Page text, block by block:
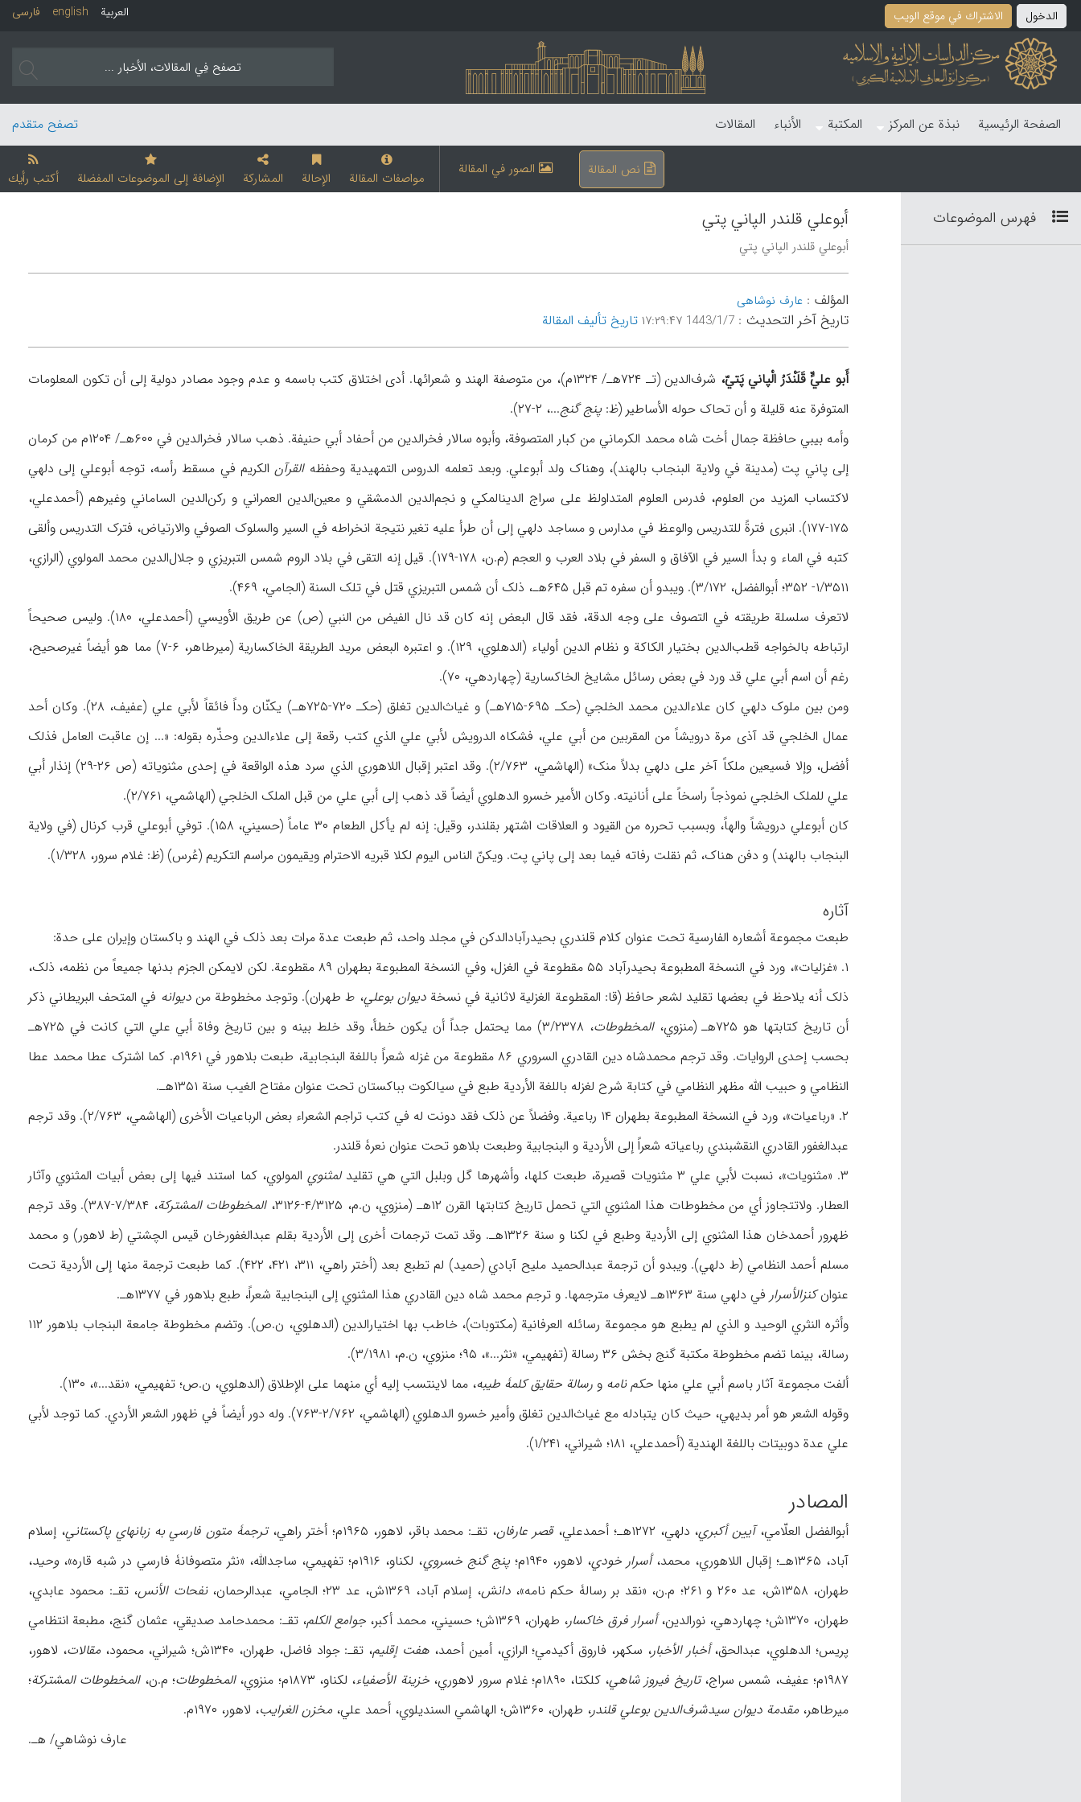
الدخول الاشتراك في موقع الویب فارسی english العربیة
الصفحة الرئیسیة نبذة عن المرکز المکتبة الأنباء المقالات تصفح متقدم
نص المقالة الصور في المقالة مواصفات المقالة الإحالة المشارکة الإضافة إلی الموضوعات المفضلة أکتب رأیك
فهرس الموضوعات أبوعلي قلندر الپاني پتي
أبوعلي قلندر الپاني پتي
المؤلف :عارف نوشاهی
تاریخ آخر التحدیث :1443/1/7 ۱۷:۲۹:۴۷ تاریخ تألیف المقالة
أَبو عليٍّ قَلَنْدَرُ الْپاني پَتيّ،
شرف‌الدین (تـ ۷۲۴هـ/ ۱۳۲۴م)، من متوصفة الهند و شعرائها. أدی اختلاق کتب باسمه و عدم وجود مصادر دولیة إلی أن تکون المعلومات
المتوفرة عنه قلیلة و أن تحاک حوله الأساطیر (ظ:پنج گنج...، ۲-۲۷).
وأمه بیبي حافظة جمال أخت شاه محمد الکرماني من کبار المتصوفة، وأبوه سالار فخرالدین من أحفاد أبي حنیفة. ذهب سالار فخرالدین في ۶۰۰هـ/ ۱۲۰۴م من کرمان
إلی پاني پت (مدینة في ولایة البنجاب بالهند)، وهناک ولد أبوعلي. وبعد تعلمه الدروس التمهیدیة وحفظهالقرآن الکریم في مسقط رأسه، توجه أبوعلي إلی دلهي
لاکتساب المزید من العلوم، فدرس العلوم المتداولظ علی سراج الدینالمکي و نجم‌الدین الدمشقي و معین‌الدین العمراني و رکن‌الدین الساماني وغیرهم (أحمدعلي،
۱۷۵-۱۷۷). انبری فترةً للتدریس والوعظ في مدارس و مساجد دلهي إلی أن طرأ علیه تغیر نتیجة انخراطه في السیر والسلوک الصوفي والارتیاض، فترک التدریس وألقی
کتبه في الماء و بدأ السیر في الآفاق و السفر في بلاد العرب و العجم (م.ن، ۱۷۸-۱۷۹). قیل إنه التقی في بلاد الروم شمس‌ التبریزي و جلال‌الدین محمد المولوي (الرازي،
۱/۳۵۱۱- ۳۵۲؛ أبوالفضل، ۳/۱۷۲). ویبدو أن سفره تم قبل ۶۴۵هـ، ذلک أن شمس التبریزي قتل في تلک السنة (الجامي، ۴۶۹).
لاتعرف سلسلة طریقته في التصوف علی وجه الدقة، فقد قال البعض إنه کان قد نال الفیض من النبي (ص) عن طریق الأویسي (أحمدعلي، ۱۸۰). ولیس صحیحاً
ارتباطه بالخواجه قطب‌الدین بختیار الکاکة و نظام الدین أولیاء (الدهلوي، ۱۲۹). و اعتبره البعض مرید الطریقة الخاکساریة (میرطاهر، ۶-۷) مما هو أیضاً غیرصحیح،
رغم أن اسم أبي علي قد ورد في بعض رسائل مشایخ الخاکساریة (چهاردهي، ۷۰).
ومن بین ملوک دلهي کان علاءالدین محمد الخلجي (حکـ ۶۹۵-۷۱۵هـ) و غیاث‌الدین تغلق (حکـ ۷۲۰-۷۲۵هـ) یکنّان وداً فائقاً لأبي علي (عفیف، ۲۸). وکان أحد
عمال الخلجي قد آذی مرة درویشاً من المقربین من أبي علي، فشکاه الدرویش لأبي علي الذي کتب رقعة إلی علاءالدین وحذّره بقوله: «... إن عاقبت العامل فذلک
أفضل، وإلا فسیعین ملکاً آخر علی دلهي بدلاً منک» (الهاشمي، ۲/۷۶۳). وقد اعتبر إقبال اللاهوري الذي سرد هذه الواقعة في إحدی مثنویاته (ص ۲۶-۲۹) إنذار أبي
علي للملک الخلجي نموذجاً راسخاً علی أنانیته. وکان الأمیر خسرو الدهلوي أیضاً قد ذهب إلی أبي علي من قبل الملک الخلجي (الهاشمي، ۲/۷۶۱).
کان أبوعلي درویشاً والهاً، وبسبب تحرره من القیود و العلاقات اشتهر بقلندر، وقیل: إنه لم یأکل الطعام ۳۰ عاماً (حسیني، ۱۵۸). توفي أبوعلي قرب کرنال (في ولایة
البنجاب بالهند) و دفن هناک، ثم نقلت رفاته فیما بعد إلی پاني پت. ویکنّ الناس الیوم لکلا قبریه الاحترام ویقیمون مراسم التکریم (عُرس) (ظ: غلام سرور، ۱/۳۲۸).
آثاره
طبعت مجموعة أشعاره الفارسیة تحت عنوان کلام قلندري بحیدرآبادالدکن في مجلد واحد، ثم طبعت عدة مرات بعد ذلک في الهند و باکستان وإیران علی حدة:
۱. «غزلیات»، ورد في النسخة المطبوعة بحیدرآباد ۵۵ مقطوعة في الغزل، وفي النسخة المطبوعة بطهران ۸۹ مقطوعة. لکن لایمکن الجزم بدنها جمیعاً من نظمه، ذلک،
ذلک أنه یلاحظ في بعضها تقلید لشعر حافظ (قا: المقطوعة الغزلیة لاثانیة في نسخة دیوان بوعلي، ط طهران). وتوجد مخطوطة مندیوانه في المتحف البریطاني ذکر
أن تاریخ کتابتها هو ۷۲۵هـ (منزوي،
المخطوطات
، ۳/۲۳۷۸) مما یحتمل جداً أن یکون خطأ، وقد خلط بینه و بین تاریخ وفاة أبي علي التي کانت في ۷۲۵هـ
بحسب إحدی الروایات. وقد ترجم محمدشاه دین القادري السروري ۸۶ مقطوعة من غزله شعراً باللغة البنجابیة، طبعت بلاهور في ۱۹۶۱م. کما اشترک عطا محمد عطا
النظامي و حبیب الله مظهر النظامي في کتابة شرح لغزله باللغة الأردیة طبع في سیالکوت بباکستان تحت عنوان مفتاح الغیب سنة ۱۳۵۱هـ.
۲. «رباعیات»، ورد في النسخة المطبوعة بطهران ۱۴ رباعیة. وفضلاً عن ذلک فقد دونت له في کتب تراجم الشعراء بعض الرباعیات الأخری (الهاشمي، ۲/۷۶۳). وقد ترجم
عبدالغفور القادري النقشبندي رباعیاته شعراً إلی الأردیة و البنجابیة وطبعت بلاهو تحت عنوان نعرۀ قلندر.
۳. «مثنویات»، نسبت لأبي علي ۳ مثنویات قصیرة، طبعت کلها، وأشهرها گل وبلبل التي هي تقلید
لمثنوي المولوي، کما استند فیها إلی بعض أبیات المثنوي وآثار
العطار. ولاتتجاوز أي من مخطوطات هذا المثنوي التي تحمل تاریخ کتابتها القرن ۱۲هـ (منزوي، ن.م، ۴/۳۱۲۵-۳۱۲۶،
المخطوطات المشترکة
، ۷/۳۸۴-۳۸۷). وقد ترجم
ظهرور أحمدخان هذا المثنوي إلی الأردیة وطبع في لکنا و سنة ۱۳۲۶هـ. وقد تمت ترجمات أخری إلی الأردیة بقلم عبدالغفورخان قیس الچشتي (ط لاهور) و محمد
مسلم أحمد النظامي (ط دلهي). ویبدو أن ترجمة عبدالحمید ملیح آبادي (حمید) لم تطبع بعد (أختر راهي، ۳۱۱، ۴۲۱، ۴۲۲). کما طبعت ترجمة منها إلی الأردیة تحت
عنوانکنزالأسرار في دلهي سنة ۱۳۶۳هـ لایعرف مترجمها. و ترجم محمد شاه دین القادري هذا المثنوي إلی البنجابیة شعراً، طبع بلاهور في ۱۳۷۷هـ.
وأثره النثري الوحید و الذي لم یطبع هو مجموعة رسائله العرفانیة (مکتوبات)، خاطب بها اختیارالدین (الدهلوي، ن.ص). وتضم مخطوطة جامعة البنجاب بلاهور ۱۱۲
رسالة، بینما تضم مخطوطة مکتبة گنج بخش ۳۶ رسالة (تفهیمي، «نثر...»، ۹۵؛ منزوي، ن.م، ۳/۱۹۸۱).
ألفت مجموعة آثار باسم أبي علي منهاحکم نامه ورسالة حقایق کلمۀ طیبه، مما لاینتسب إلیه أي منهما علی الإطلاق (الدهلوي، ن.ص؛ تفهیمي، «نقد...»، ۱۳۰).
وقوله الشعر هو أمر بدیهي، حیث کان یتبادله مع غیاث‌الدین تغلق وأمیر خسرو الدهلوي (الهاشمي، ۲/۷۶۲-۷۶۳). وله دور أیضاً في ظهور الشعر الأردي. کما توجد لأبي
علي عدة دوبیتات باللغة الهندیة (أحمدعلي، ۱۸۱؛ شیراني، ۱/۲۴۱).
المصادر
أبوالفضل العلّامي، آیین أکبري، دلهي، ۱۲۷۲هـ؛ أحمدعلي، قصر عارفان، تقـ: محمد باقر، لاهور، ۱۹۶۵م؛ أختر راهي، ترجمۀ متون فارسي به زبانهاي پاکستاني، إسلام
آباد، ۱۳۶۵هـ؛ إقبال اللاهوري، محمد،
أسرار خودي، لاهور، ۱۹۴۰م؛ پنج گنج خسروي، لکناو، ۱۹۱۶م؛ تفهیمي، ساجدالله، «نثر متصوفانۀ فارسي در شبه قاره»، وحید،
طهران، ۱۳۵۸ش، عد ۲۶۰ و ۲۶۱؛ م.ن، «نقد بر رسالۀ حکم نامه»،
دانش، إسلام آباد، ۱۳۶۹ش، عد ۲۳؛ الجامي، عبدالرحمان، نفحات الأنس، تقـ: محمود عابدي،
طهران، ۱۳۷۰ش؛ چهاردهي، نورالدین،
أسرار فرق خاکسار، طهران، ۱۳۶۹ش؛ حسیني، محمد أکبر، جوامع الکلم، تقـ: محمدحامد صدیقي، عثمان گنج، مطبعة انتظامي
پریس؛ الدهلوي، عبدالحق،أخبار الأخبار، سکهر، فاروق أکیدمي؛ الرازي، أمین أحمد، هفت إقلیم، تقـ: جواد فاضل، طهران، ۱۳۴۰ش؛ شیراني، محمود، مقالات، لاهور،
۱۹۸۷م؛ عفیف، شمس سراج،
تاریخ فیروز شاهي، کلکتا، ۱۸۹۰م؛ غلام سرور لاهوري، خزینة الأصفیاء، لکناو، ۱۸۷۳م؛ منزوي، المخطوطات؛ م.ن،المخطوطات المشترکة؛
میرطاهر،مقدمة دیوان سیدشرف‌الدین بوعلي قلندر، طهران، ۱۳۶۰ش؛ الهاشمي السندیلوي، أحمد علي، مخزن الغرایب، لاهور، ۱۹۷۰م.
عارف نوشاهي/ هـ.